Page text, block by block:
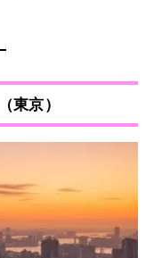
東京）